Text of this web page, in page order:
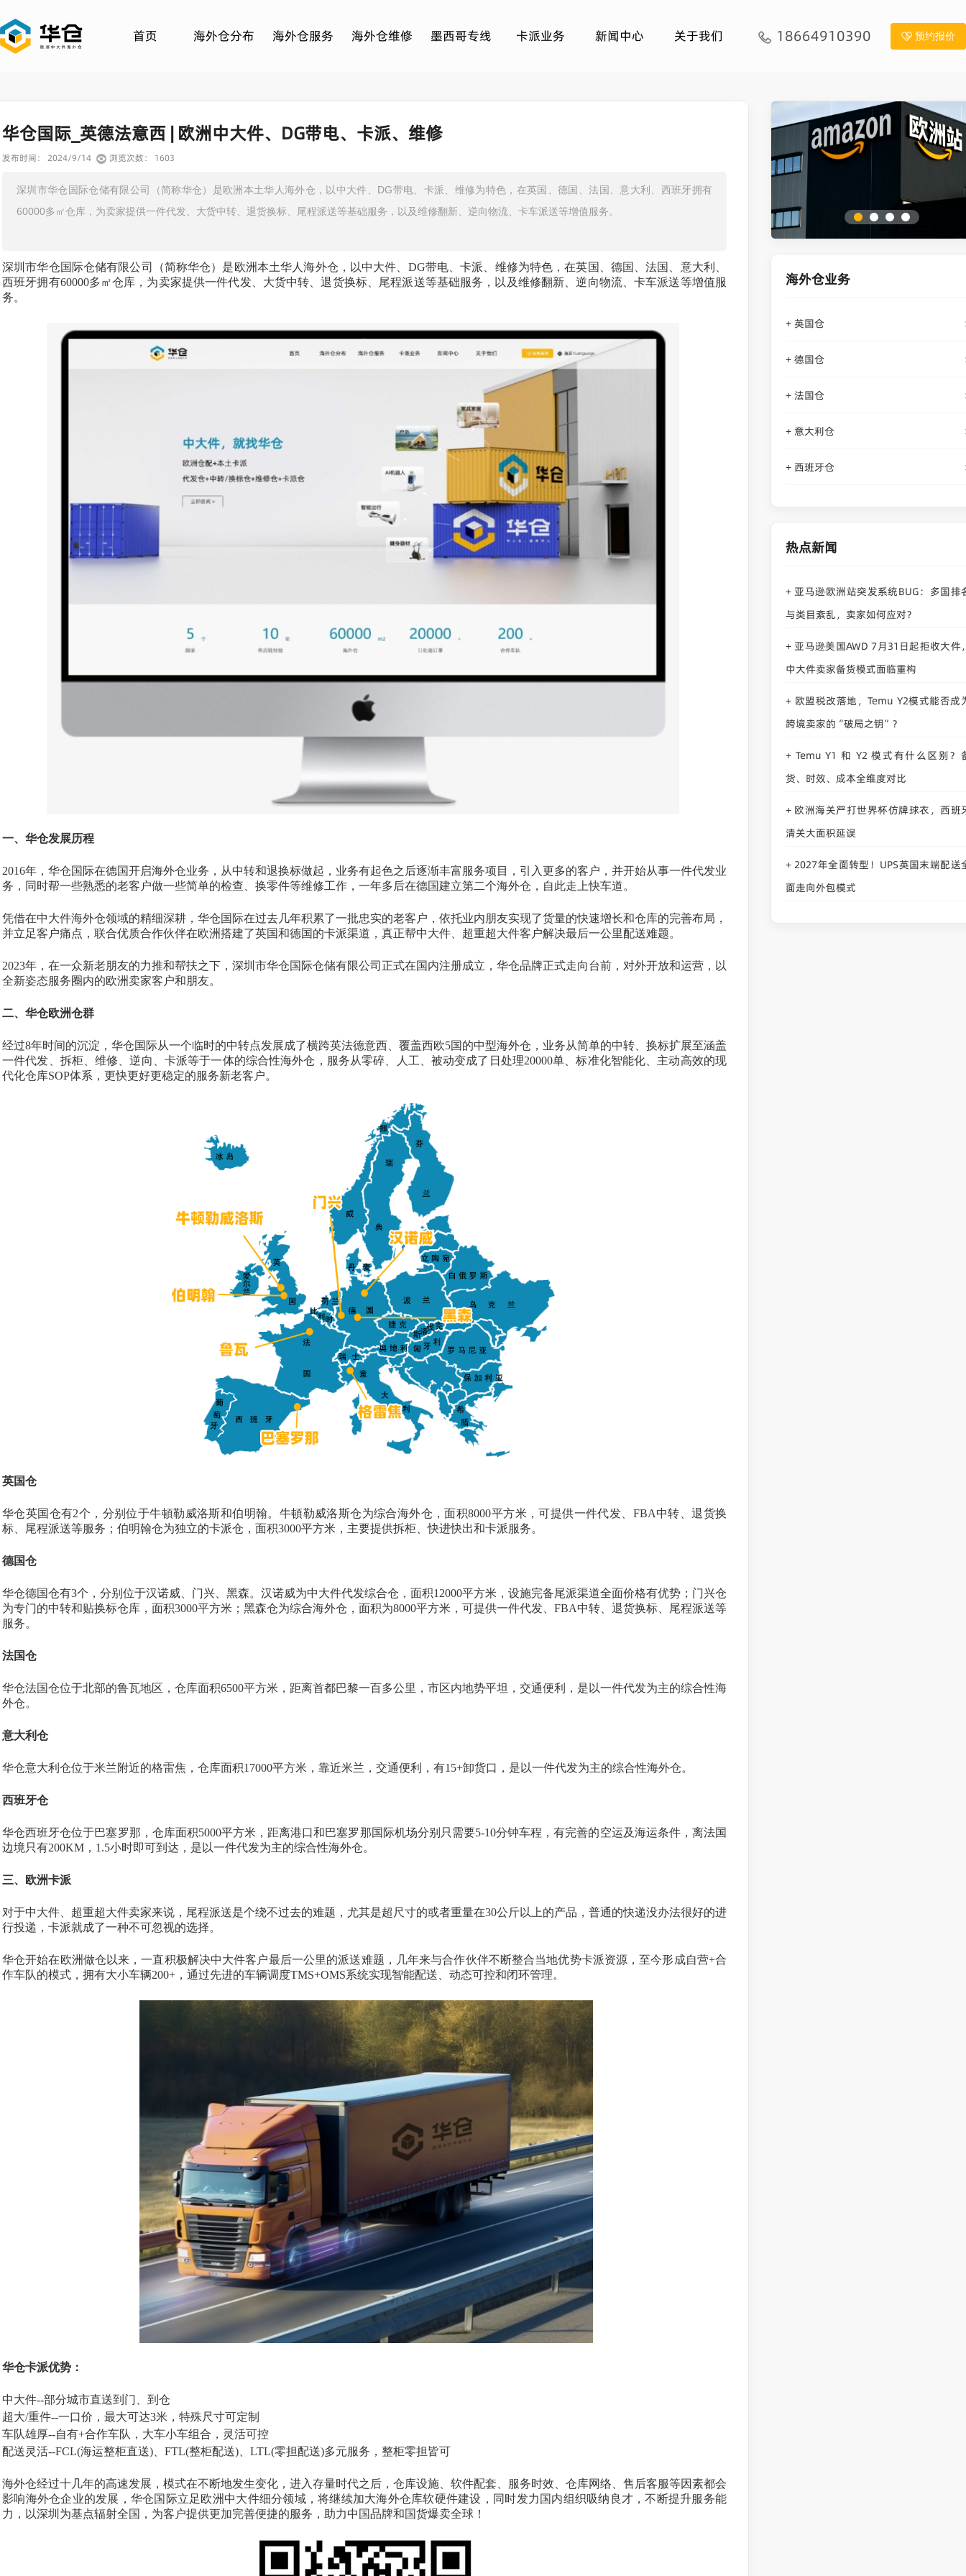
首页 海外仓分布 海外仓服务 海外仓维修 墨西哥专线 卡派业务 新闻中心 关于我们 18664910390 预约报价
华仓国际_英德法意西 | 欧洲中大件、DG带电、卡派、维修
发布时间： 2024/9/14 浏览次数： 1603
深圳市华仓国际仓储有限公司（简称华仓）是欧洲本土华人海外仓，以中大件、DG带电、卡派、维修为特色，在英国、德国、法国、意大利、西班牙拥有
60000多㎡仓库，为卖家提供一件代发、大货中转、退货换标、尾程派送等基础服务，以及维修翻新、逆向物流、卡车派送等增值服务。
深圳市华仓国际仓储有限公司（简称华仓）是欧洲本土华人海外仓，以中大件、 DG带电、卡派、维修为特色，在英国、德国、法国、意大利、
西班牙拥有60000多㎡仓库，为卖家提供一件代发、大货中转、退货换标、尾程派送等基础服务，以及维修翻新、逆向物流、卡车派送等增值服
务。
一、华仓发展历程
2016年，华仓国际在德国开启海外仓业务，从中转和退换标做起，业务有起色之后逐渐丰富服务项目，引入更多的客户，并开始从事一件代发业
务，同时帮一些熟悉的老客户做一些简单的检查、换零件等维修工作，一年多后在德国建立第二个海外仓，自此走上快车道。
凭借在中大件海外仓领域的精细深耕，华仓国际在过去几年积累了一批忠实的老客户，依托业内朋友实现了货量的快速增长和仓库的完善布局，
并立足客户痛点，联合优质合作伙伴在欧洲搭建了英国和德国的卡派渠道，真正帮中大件、超重超大件客户解决最后一公里配送难题。
2023年，在一众新老朋友的力推和帮扶之下，深圳市华仓国际仓储有限公司正式在国内注册成立，华仓品牌正式走向台前，对外开放和运营，以
全新姿态服务圈内的欧洲卖家客户和朋友。
二、华仓欧洲仓群
经过8年时间的沉淀，华仓国际从一个临时的中转点发展成了横跨英法德意西、覆盖西欧5国的中型海外仓，业务从简单的中转、换标扩展至涵盖
一件代发、拆柜、维修、逆向、卡派等于一体的综合性海外仓，服务从零碎、人工、被动变成了日处理20000单、标准化智能化、主动高效的现
代化仓库SOP体系，更快更好更稳定的服务新老客户。
英国仓
华仓英国仓有2个，分别位于牛頓勒威洛斯和伯明翰。牛頓勒威洛斯仓为综合海外仓，面积8000平方米，可提供一件代发、FBA中转、退货换
标、尾程派送等服务；伯明翰仓为独立的卡派仓，面积3000平方米，主要提供拆柜、快进快出和卡派服务。
德国仓
华仓德国仓有3个，分别位于汉诺威、门兴、黑森。汉诺威为中大件代发综合仓，面积12000平方米，设施完备尾派渠道全面价格有优势；门兴仓
为专门的中转和贴换标仓库，面积3000平方米；黑森仓为综合海外仓，面积为8000平方米，可提供一件代发、FBA中转、退货换标、尾程派送等
服务。
法国仓
华仓法国仓位于北部的鲁瓦地区，仓库面积6500平方米，距离首都巴黎一百多公里，市区内地势平坦，交通便利，是以一件代发为主的综合性海
外仓。
意大利仓
华仓意大利仓位于米兰附近的格雷焦，仓库面积17000平方米，靠近米兰，交通便利，有15+卸货口，是以一件代发为主的综合性海外仓。
西班牙仓
华仓西班牙仓位于巴塞罗那，仓库面积5000平方米，距离港口和巴塞罗那国际机场分别只需要5-10分钟车程，有完善的空运及海运条件，离法国
边境只有200KM，1.5小时即可到达，是以一件代发为主的综合性海外仓。
三、欧洲卡派
对于中大件、超重超大件卖家来说，尾程派送是个绕不过去的难题，尤其是超尺寸的或者重量在30公斤以上的产品，普通的快递没办法很好的进
行投递，卡派就成了一种不可忽视的选择。
华仓开始在欧洲做仓以来，一直积极解决中大件客户最后一公里的派送难题，几年来与合作伙伴不断整合当地优势卡派资源，至今形成自营+合
作车队的模式，拥有大小车辆200+，通过先进的车辆调度TMS+OMS系统实现智能配送、动态可控和闭环管理。
华仓卡派优势：
中大件--部分城市直送到门、到仓
超大/重件--一口价，最大可达3米，特殊尺寸可定制
车队雄厚--自有+合作车队，大车小车组合，灵活可控
配送灵活--FCL(海运整柜直送)、FTL(整柜配送)、LTL(零担配送)多元服务，整柜零担皆可
海外仓经过十几年的高速发展，模式在不断地发生变化，进入存量时代之后，仓库设施、软件配套、服务时效、仓库网络、售后客服等因素都会
影响海外仓企业的发展，华仓国际立足欧洲中大件细分领域，将继续加大海外仓库软硬件建设，同时发力国内组织吸纳良才，不断提升服务能
力，以深圳为基点辐射全国，为客户提供更加完善便捷的服务，助力中国品牌和国货爆卖全球！
海外仓业务
+ 英国仓
+ 德国仓
+ 法国仓
+ 意大利仓
+ 西班牙仓
热点新闻
+ 亚马逊欧洲站突发系统BUG：多国排
与类目紊乱，卖家如何应对？
+ 亚马逊美国AWD 7月31日起拒收大件
中大件卖家备货模式面临重构
+ 欧盟税改落地，Temu Y2模式能否成
跨境卖家的“破局之钥”？
+ Temu Y1 和 Y2 模式有什么区别？
货、时效、成本全维度对比
+ 欧洲海关严打世界杯仿牌球衣，西班
清关大面积延误
+ 2027年全面转型！UPS英国末端配送
面走向外包模式